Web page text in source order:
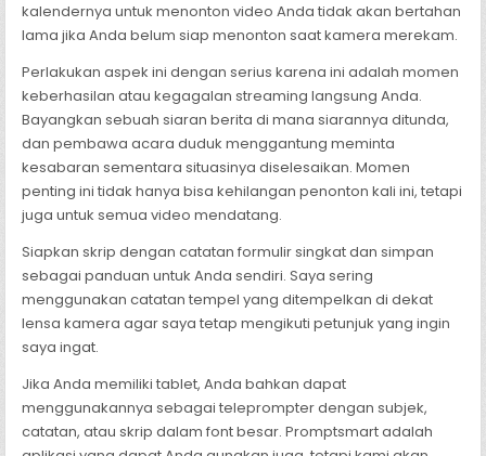
kalendernya untuk menonton video Anda tidak akan bertahan
lama jika Anda belum siap menonton saat kamera merekam.
Perlakukan aspek ini dengan serius karena ini adalah momen
keberhasilan atau kegagalan streaming langsung Anda.
Bayangkan sebuah siaran berita di mana siarannya ditunda,
dan pembawa acara duduk menggantung meminta
kesabaran sementara situasinya diselesaikan. Momen
penting ini tidak hanya bisa kehilangan penonton kali ini, tetapi
juga untuk semua video mendatang.
Siapkan skrip dengan catatan formulir singkat dan simpan
sebagai panduan untuk Anda sendiri. Saya sering
menggunakan catatan tempel yang ditempelkan di dekat
lensa kamera agar saya tetap mengikuti petunjuk yang ingin
saya ingat.
Jika Anda memiliki tablet, Anda bahkan dapat
menggunakannya sebagai teleprompter dengan subjek,
catatan, atau skrip dalam font besar. Promptsmart adalah